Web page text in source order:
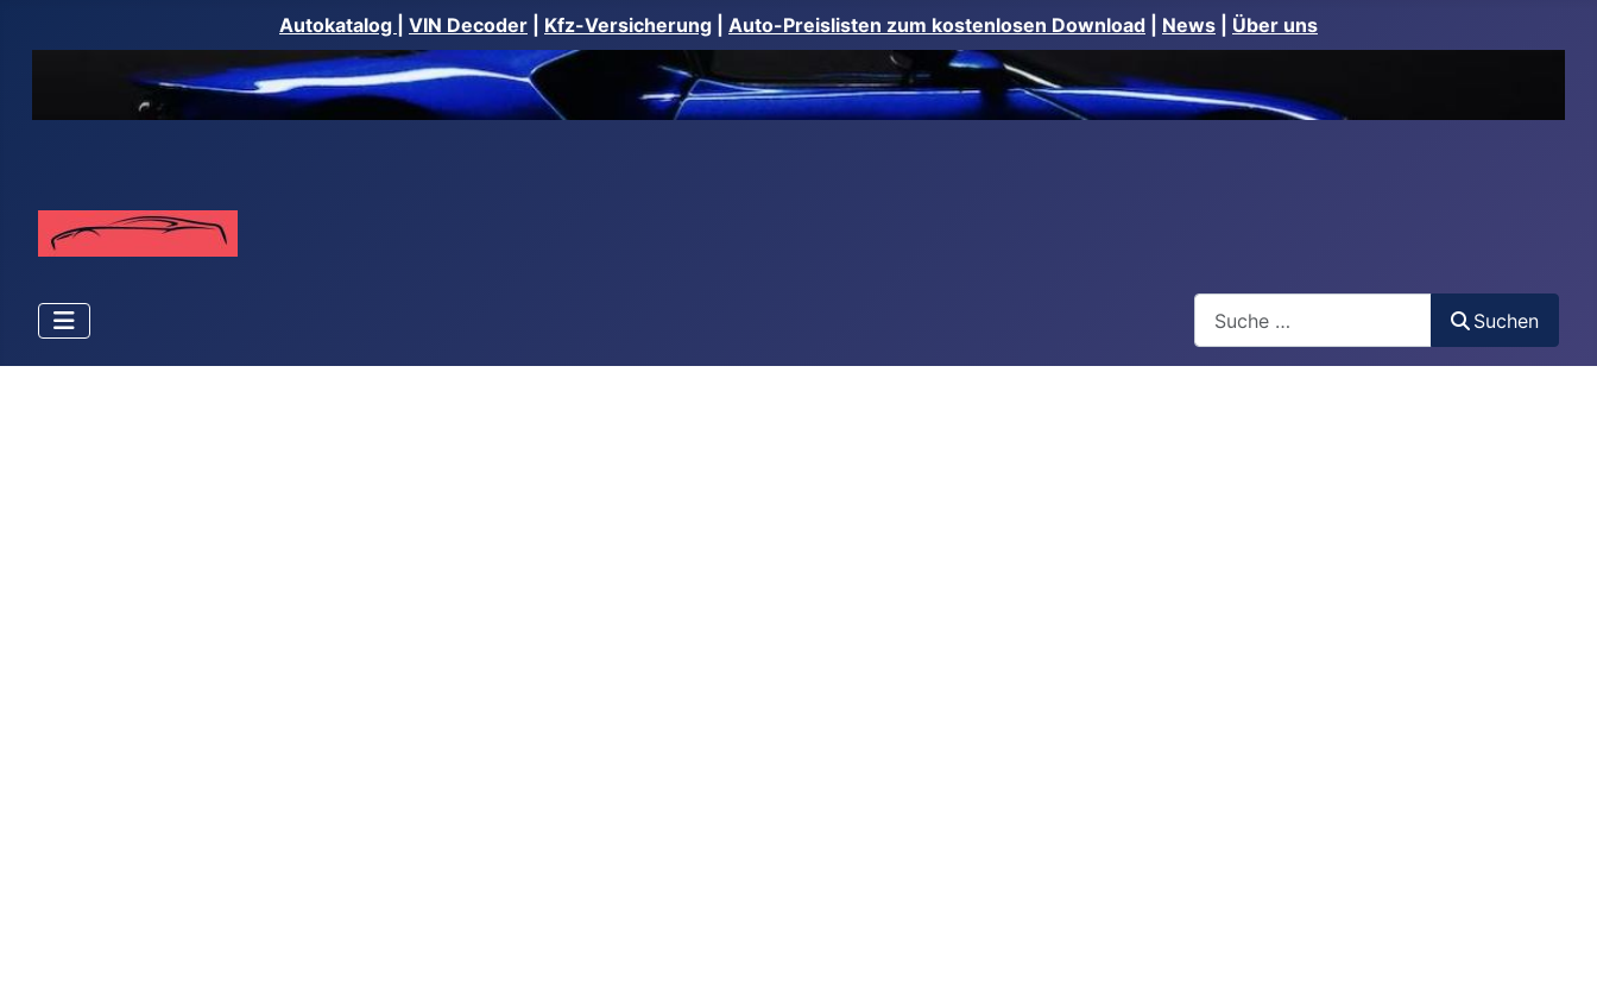
Autokatalog VIN Decoder Kfz-Versicherung Auto-Preislisten zum kostenlosen Download News Über uns
Suchen
Suchen